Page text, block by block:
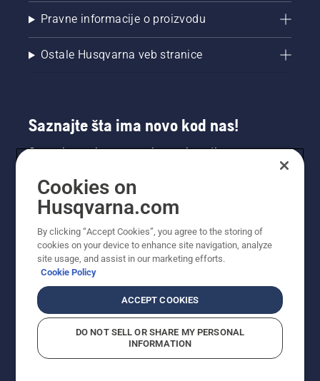
Pravne informacije o proizvodu
Ostale Husqvarna veb stranice
Saznajte šta ima novo kod nas!
Saznajte prvi sve o novim proizvodima,
Prijavite se na naš bilten ovde.
Cookies on
Husqvarna.com
By clicking “Accept Cookies”, you agree to the storing of
cookies on your device to enhance site navigation, analyze
site usage, and assist in our marketing efforts.
Cookie Policy
ACCEPT COOKIES
DO NOT SELL OR SHARE MY PERSONAL
INFORMATION